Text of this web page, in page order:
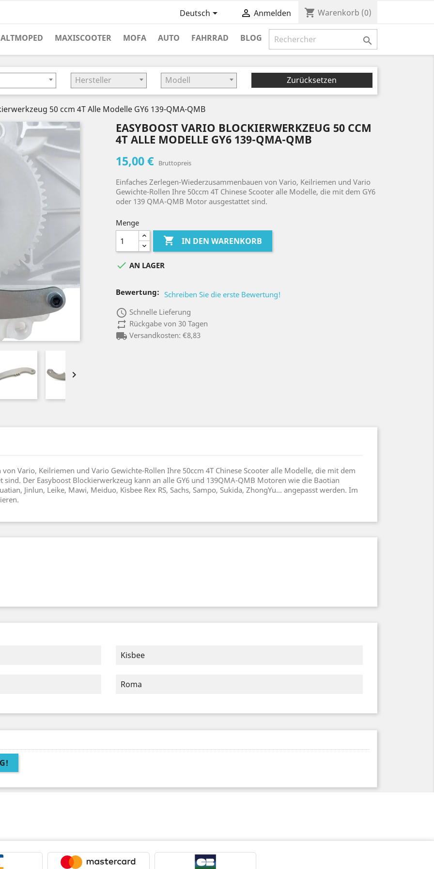
Deutsch  Anmelden shopping_cart Warenkorb (0)

MAXISCOOTER MOFA AUTO FAHRRAD BLOG
Hersteller Modell Zurücksetzen
50 ccm 4T Alle Modelle GY6 139-QMA-QMB

EASYBOOST VARIO BLOCKIERWERKZEUG 50 CCM
4T ALLE MODELLE GY6 139-QMA-QMB
15,00 € Bruttopreis
Einfaches Zerlegen-Wiederzusammenbauen von Vario, Keilriemen und Vario
Gewichte-Rollen Ihre 50ccm 4T Chinese Scooter alle Modelle, die mit dem GY6
oder 139 QMA-QMB Motor ausgestattet sind.
Menge
 IN DEN WARENKORB
 AN LAGER
Bewertung: Schreiben Sie die erste Bewertung!
access_time Schnelle Lieferung
repeatRückgabe von 30 Tagen
local_shippingVersandkosten: €8,83
Vario, Keilriemen und Vario Gewichte-Rollen Ihre 50ccm 4T Chinese Scooter alle Modelle, die mit dem
Der Easyboost Blockierwerkzeug kann an alle GY6 und 139QMA-QMB Motoren wie die Baotian
Jinlun, Leike, Mawi, Meiduo, Kisbee Rex RS, Sachs, Sampo, Sukida, ZhongYu... angepasst werden. Im
Kisbee
Roma